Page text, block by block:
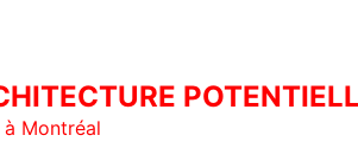
Montréal